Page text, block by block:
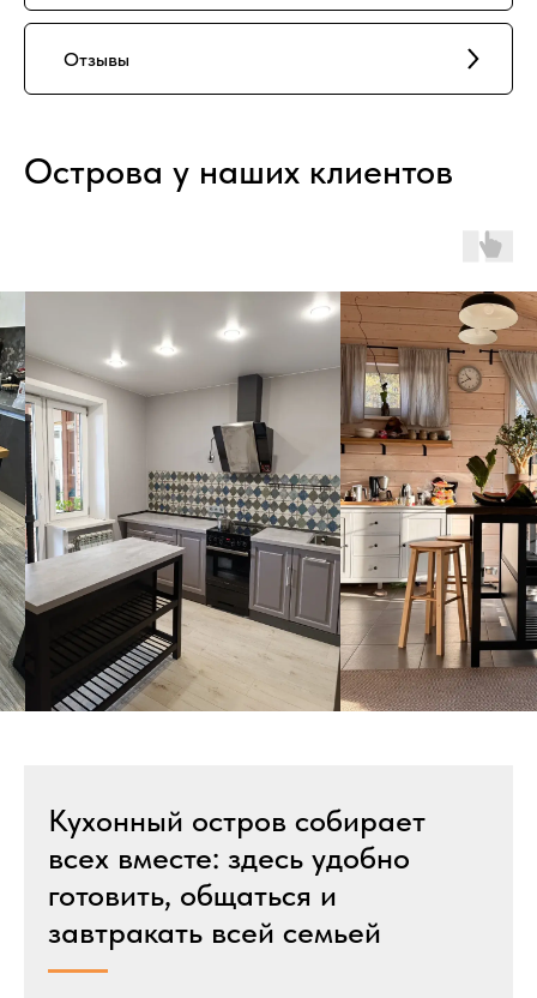
Отзывы
Острова у наших клиентов
Кухонный остров собирает
всех вместе: здесь удобно
готовить, общаться и
завтракать всей семьей